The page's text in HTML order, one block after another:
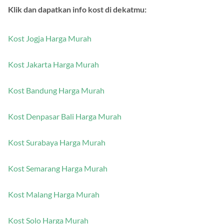
Klik dan dapatkan info kost di dekatmu:
Kost Jogja Harga Murah
Kost Jakarta Harga Murah
Kost Bandung Harga Murah
Kost Denpasar Bali Harga Murah
Kost Surabaya Harga Murah
Kost Semarang Harga Murah
Kost Malang Harga Murah
Kost Solo Harga Murah